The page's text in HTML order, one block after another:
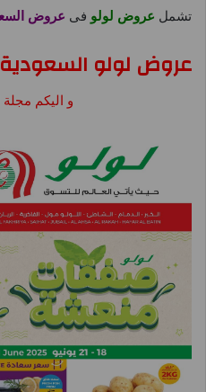
تشمل عروض لولو فى عروض
عروض لولو السعودية
و اليكم